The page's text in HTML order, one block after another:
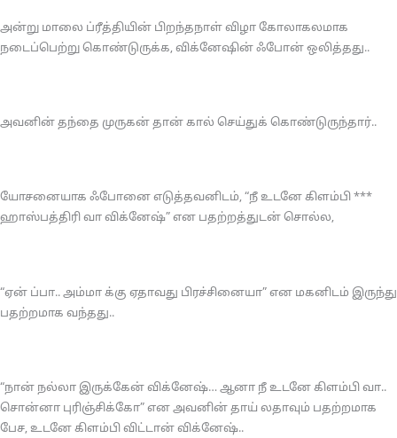
அன்று மாலை ப்ரீத்தியின் பிறந்தநாள் விழா கோலாகலமாக
நடைப்பெற்று கொண்டுருக்க, விக்னேஷின் ஃபோன் ஒலித்தது..
அவனின் தந்தை முருகன் தான் கால் செய்துக் கொண்டுருந்தார்..
யோசனையாக ஃபோனை எடுத்தவனிடம், “நீ உடனே கிளம்பி ***
ஹாஸ்பத்திரி வா விக்னேஷ்” என பதற்றத்துடன் சொல்ல,
“ஏன் ப்பா.. அம்மா க்கு ஏதாவது பிரச்சினையா” என மகனிடம் இருந்து
பதற்றமாக வந்தது..
“நான் நல்லா இருக்கேன் விக்னேஷ்… ஆனா நீ உடனே கிளம்பி வா..
சொன்னா புரிஞ்சிக்கோ” என அவனின் தாய் லதாவும் பதற்றமாக
பேச, உடனே கிளம்பி விட்டான் விக்னேஷ்..